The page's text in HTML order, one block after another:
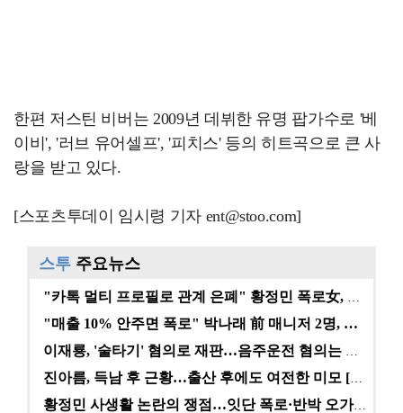
한편 저스틴 비버는 2009년 데뷔한 유명 팝가수로 '베
이비', '러브 유어셀프', '피치스' 등의 히트곡으로 큰 사
랑을 받고 있다.
[스포츠투데이 임시령 기자 ent@stoo.com]
스투 주요뉴스
"매출 10% 안주면 폭로" 박나래 前 매니저 2명, …
황정민 사생활 논란의 쟁점…잇단 폭로·반박 오가는 소모…